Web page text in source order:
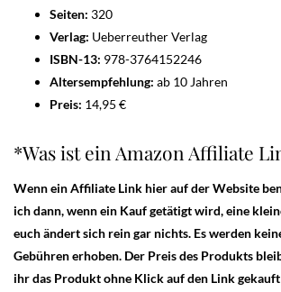
Seiten: 320
Verlag: Ueberreuther Verlag
ISBN-13: 978-3764152246
Altersempfehlung: ab 10 Jahren
Preis: 14,95 €
*Was ist ein Amazon Affiliate
Wenn ein Affiliate Link hier auf der Website
ich dann, wenn ein Kauf getätigt wird, eine
euch ändert sich rein gar nichts. Es werden
Gebühren erhoben. Der Preis des Produkts
ihr das Produkt ohne Klick auf den Link